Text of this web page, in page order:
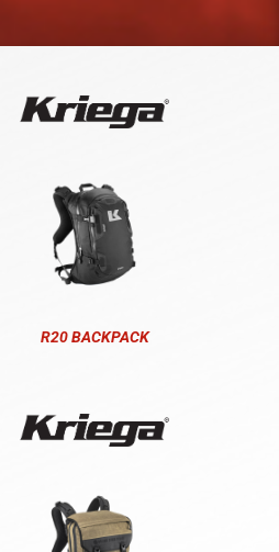
R20 BACKPACK